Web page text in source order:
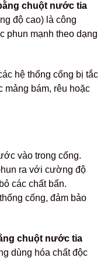
chuột nước tia
độ cao) là công
phun mạnh theo dạng
hệ thống cống bị tắc
mảng bám, rêu hoặc
vào trong cống.
ra với cường độ
các chất bẩn.
cống, đảm bảo
chuột nước tia
dùng hóa chất độc